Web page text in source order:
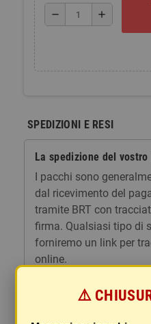
remove add
SPEDIZIONI E RESI
La spedizione del vostro
I pacchi sono
dal ricevimento del
tramite BRT con
firma. Qualsiasi tipo di
forniremo un link per
online.
gestione e imballaggio
⚠️